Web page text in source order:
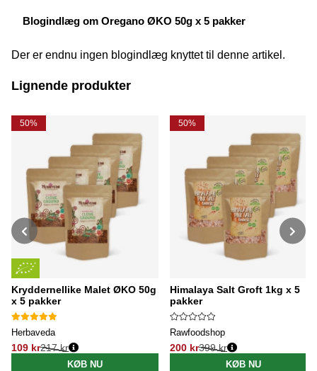
Blogindlæg om Oregano ØKO 50g x 5 pakker
Der er endnu ingen blogindlæg knyttet til denne artikel.
Lignende produkter
50%
Kryddernellike Malet ØKO 50g
x 5 pakker
Herbaveda
109 kr
Normalpris:
217 kr
KØB NU
50%
Himalaya Salt Groft 1kg x 5
pakker
Rawfoodshop
200 kr
Normalpris:
399 kr
KØB NU